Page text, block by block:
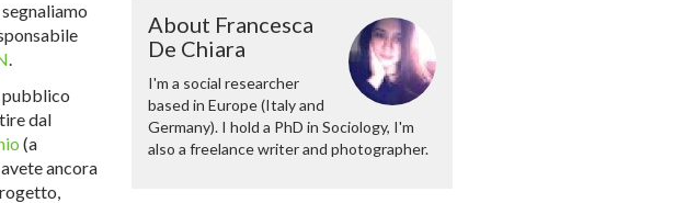
.
pubblico
dal
(a
avete ancora
About Francesca
De Chiara
I'm a social researcher
based in Europe (Italy and
Germany). I hold a PhD in Sociology, I'm
also a freelance writer and photographer.